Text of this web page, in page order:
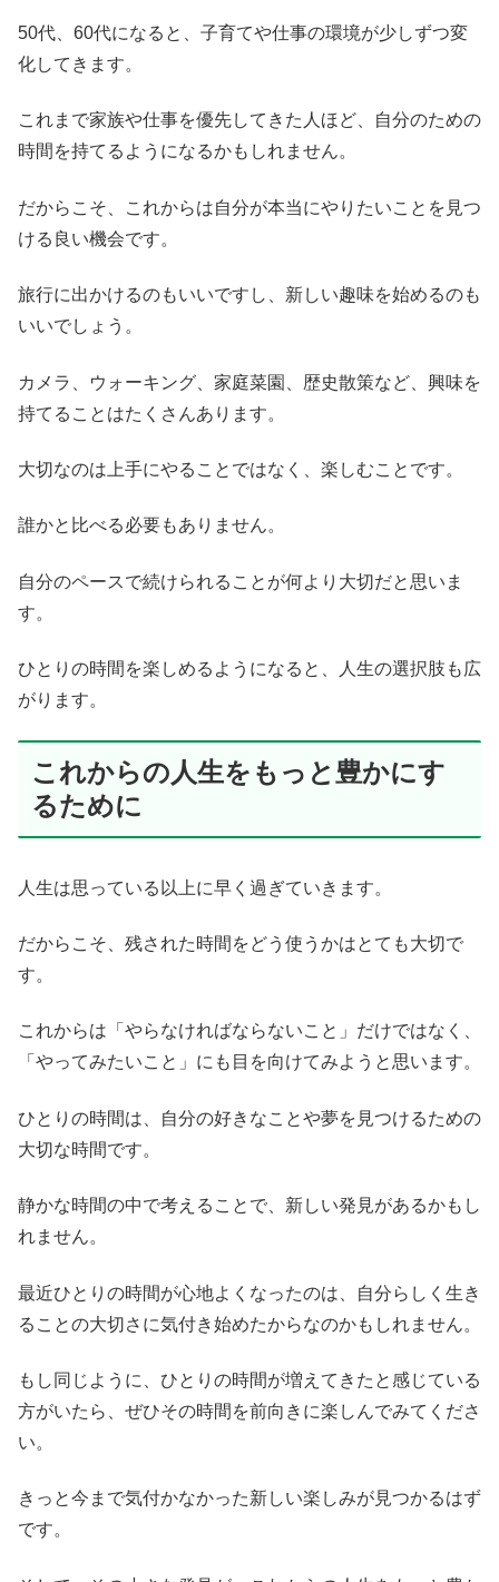
50代、60代になると、子育てや仕事の環境が少しずつ変
化してきます。
これまで家族や仕事を優先してきた人ほど、自分のための
時間を持てるようになるかもしれません。
だからこそ、これからは自分が本当にやりたいことを見つ
ける良い機会です。
旅行に出かけるのもいいですし、新しい趣味を始めるのも
いいでしょう。
カメラ、ウォーキング、家庭菜園、歴史散策など、興味を
持てることはたくさんあります。
大切なのは上手にやることではなく、楽しむことです。
誰かと比べる必要もありません。
自分のペースで続けられることが何より大切だと思いま
す。
ひとりの時間を楽しめるようになると、人生の選択肢も広
がります。
これからの人生をもっと豊かにす
るために
人生は思っている以上に早く過ぎていきます。
だからこそ、残された時間をどう使うかはとても大切で
す。
これからは「やらなければならないこと」だけではなく、
「やってみたいこと」にも目を向けてみようと思います。
ひとりの時間は、自分の好きなことや夢を見つけるための
大切な時間です。
静かな時間の中で考えることで、新しい発見があるかもし
れません。
最近ひとりの時間が心地よくなったのは、自分らしく生き
ることの大切さに気付き始めたからなのかもしれません。
もし同じように、ひとりの時間が増えてきたと感じている
方がいたら、ぜひその時間を前向きに楽しんでみてくださ
い。
きっと今まで気付かなかった新しい楽しみが見つかるはず
です。